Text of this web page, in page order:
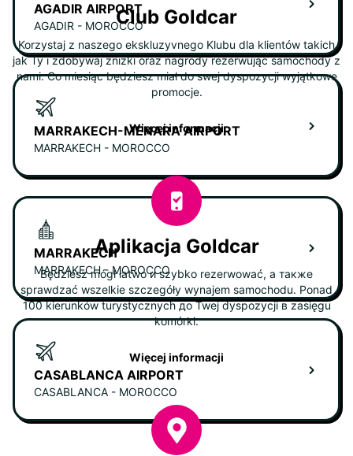
AGADIR AIRPORT
AGADIR - MOROCCO
MARRAKECH-MENARA AIRPORT
MARRAKECH - MOROCCO
MARRAKECH
MARRAKECH - MOROCCO
CASABLANCA AIRPORT
CASABLANCA - MOROCCO
Club Goldcar
Korzystaj z naszego ekskluzyvnego Klubu dla klientów takich
jak Ty i zdobywaj zniżki oraz nagrody rezerwując samochody z
nami. Co miesiąc będziesz miał do swej dyspozycji wyjątkowe
promocje.
Więcej informacji
Aplikacja Goldcar
Będziesz mógł łatwo и szybko rezerwować, а также
sprawdzać wszelkie szczegóły wynajem samochodu. Ponad
100 kierunków turystycznych до Twej dyspozycji в zasięgu
komórki.
Więcej informacji